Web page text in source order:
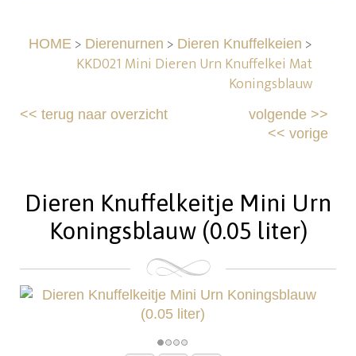
HOME> Dierenurnen > Dieren Knuffelkeien >
KKD021 Mini Dieren Urn Knuffelkei Mat
Koningsblauw
<<terug naar overzicht volgende>>
<< vorige
Dieren Knuffelkeitje Mini Urn
Koningsblauw (0.05 liter)